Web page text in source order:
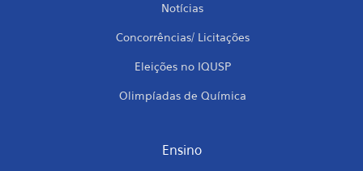
Notícias
Concorrências/ Licitações
Eleições no IQUSP
Olimpíadas de Química
Ensino